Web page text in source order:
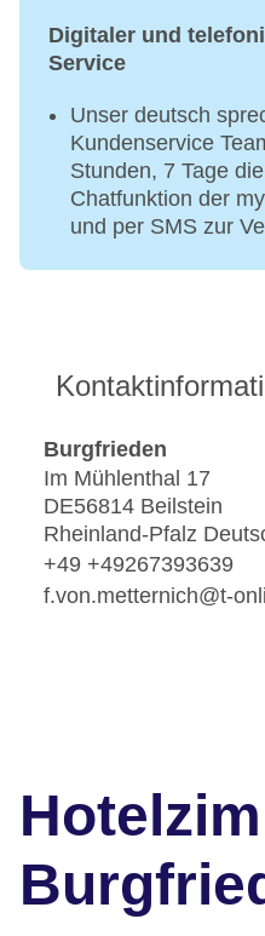
Digitaler und
Service
Unser deutsch
Kundenservice
Stunden, 7 Tage
Chatfunktion der
und per SMS zur
Burgfrieden
Im Mühlenthal 17
DE56814 Beilstein
Rheinland-Pfalz
+49 +49267393639
f.von.metternich@t-